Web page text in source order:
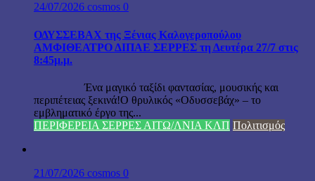
24/07/2026 cosmos 0
ΟΔΥΣΣΕΒΑΧ της Ξένιας Καλογεροπούλου
ΑΜΦΙΘΕΑΤΡΟ ΔΙΠΑΕ ΣΕΡΡΕΣ τη Δευτέρα 27/7 στις
8:45μ.μ.
Ένα μαγικό ταξίδι φαντασίας, μουσικής και
περιπέτειας ξεκινά!Ο θρυλικός «Οδυσσεβάχ» – το
εμβληματικό έργο της...
ΠΕΡΙΦΕΡΕΙΑ ΣΕΡΡΕΣ ΑΙΤΩ/ΛΝΙΑ ΚΛΠ Πολιτισμός
21/07/2026 cosmos 0